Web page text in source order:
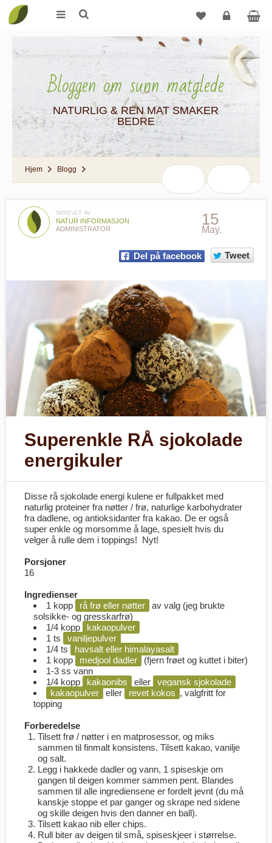
Logg
Bloggen om sunn matglede
NATURLIG & REN MAT SMAKER
BEDRE
Hjem Blogg
SKREVET AV
NATUR INFORMASJON
ADMINISTRATOR
15
May.
Del på facebook Tweet
Superenkle RÅ sjokolade
energikuler
Disse rå sjokolade energi kulene er fullpakket med
naturlig proteiner fra nøtter / frø, naturlige karbohydrater
fra dadlene, og antioksidanter fra kakao. De er også
super enkle og morsomme å lage, spesielt hvis du
velger å rulle dem i toppings! Nyt!
Porsjoner
16
Ingredienser
1 kopp
rå frø eller nøtter
av valg (jeg brukte
solsikke- og gresskarfrø)
1/4 kopp
kakaopulver
1 ts
vaniljepulver
1/4 ts
havsalt eller himalayasalt
1 kopp
medjool dadler
(fjern frøet og kuttet i biter)
1-3 ss vann
1/4 kopp
kakaonibs eller
vegansk sjokolade
kakaopulver
eller revet kokos , valgfritt for
topping
Forberedelse
Tilsett frø / nøtter i en matprosessor, og miks
sammen til finmalt konsistens. Tilsett kakao, vanilje
og salt.
Legg i hakkede dadler og vann, 1 spiseskje om
gangen til deigen kommer sammen pent. Blandes
sammen til alle ingrediensene er fordelt jevnt (du må
kanskje stoppe et par ganger og skrape ned sidene
og skille deigen hvis den danner en ball).
Tilsett kakao nib eller chips.
Rull biter av deigen til små, spiseskjeer i størrelse.